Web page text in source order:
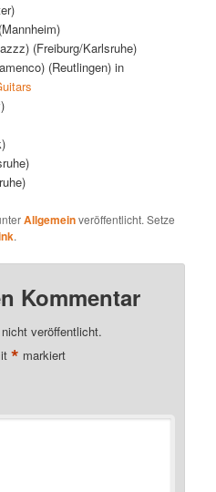
(Freiburg/Karlsruhe)
(Reutlingen) in
Allgemeinveröffentlicht. Setze
.
Kommentar
veröffentlicht.
* markiert